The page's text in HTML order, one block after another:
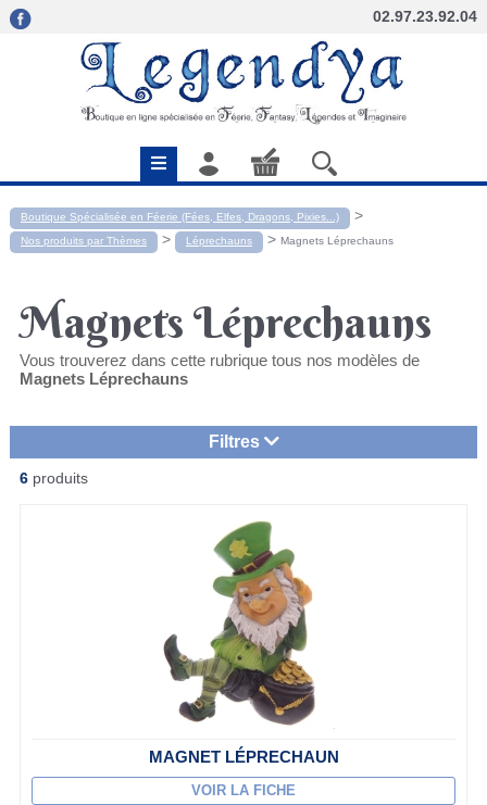
02.97.23.92.04
Boutique Spécialisée en Féerie (Fées, Elfes, Dragons, Pixies...) >
Nos produits par Thèmes > Léprechauns > Magnets Léprechauns
Magnets Léprechauns
Vous trouverez dans cette rubrique tous nos modèles de
Magnets Léprechauns
Filtres
6 produits
MAGNET LÉPRECHAUN
VOIR LA FICHE